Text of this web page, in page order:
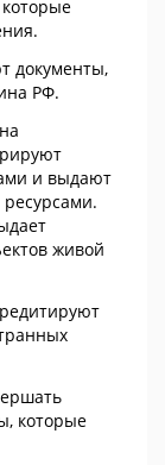
документы,
РФ.
и выдают
живой
которые